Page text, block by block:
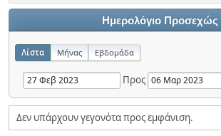
Ημερολόγιο Προσεχώς
Λίστα Μήνας Εβδομάδα
Προς
Δεν υπάρχουν γεγονότα προς εμφάνιση.